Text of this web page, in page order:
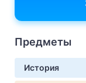
Предметы
История